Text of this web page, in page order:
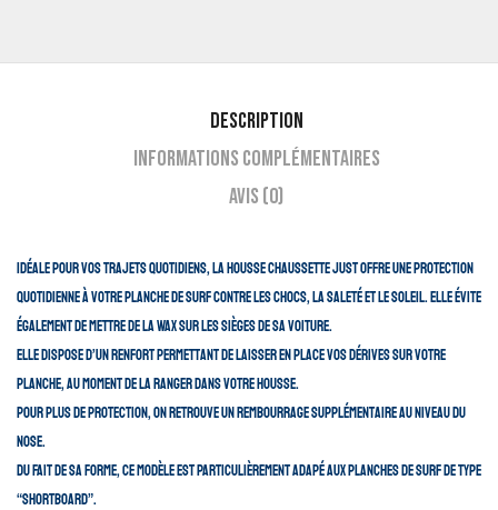
Description
Informations complémentaires
Avis (0)
Idéale pour vos trajets quotidiens, la housse chaussette Just offre une protection
quotidienne à votre planche de surf contre les chocs, la saleté et le soleil. Elle évite
également de mettre de la wax sur les sièges de sa voiture.
Elle dispose d’un renfort permettant de laisser en place vos dérives sur votre
planche, au moment de la ranger dans votre housse.
Pour plus de protection, on retrouve un rembourrage supplémentaire au niveau du
nose.
Du fait de sa forme, ce modèle est particulièrement adapé aux planches de surf de type
“shortboard”.